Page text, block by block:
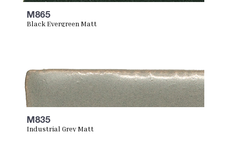
M865
Black Evergreen Matt
M835
Industrial Grey Matt